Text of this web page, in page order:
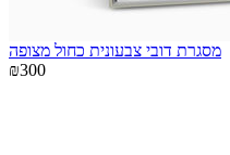
מסגרת דובי צבעונית כחול מצופה
₪300